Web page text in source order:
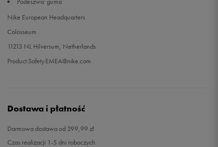
47,5 31 cm
Nike European Headquarters
Colosseum
11213 NL Hilversum, Netherlands
Product.Safety.EMEA@nike.com
Dostawa i płatność
Darmowa dostawa od 299,99 zł
Czas realizacji 1-5 dni roboczych